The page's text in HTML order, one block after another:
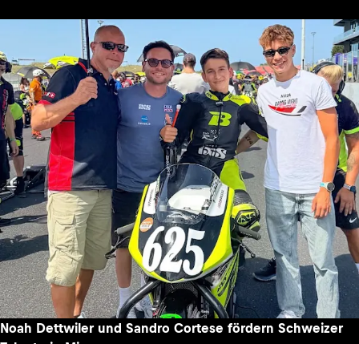
Noah Dettwiler und Sandro Cortese fördern Schweizer